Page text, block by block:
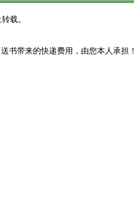
载。
书带来的快递费用，由您本人承担！